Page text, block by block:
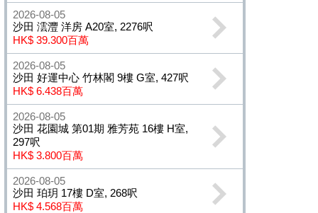
2026-08-05
沙田 澐灃 洋房 A20室, 2276呎
HK$ 39.300百萬
2026-08-05
沙田 好運中心 竹林閣 9樓 G室, 427呎
HK$ 6.438百萬
2026-08-05
沙田 花園城 第01期 雅芳苑 16樓 H室,
297呎
HK$ 3.800百萬
2026-08-05
沙田 珀玥 17樓 D室, 268呎
HK$ 4.568百萬